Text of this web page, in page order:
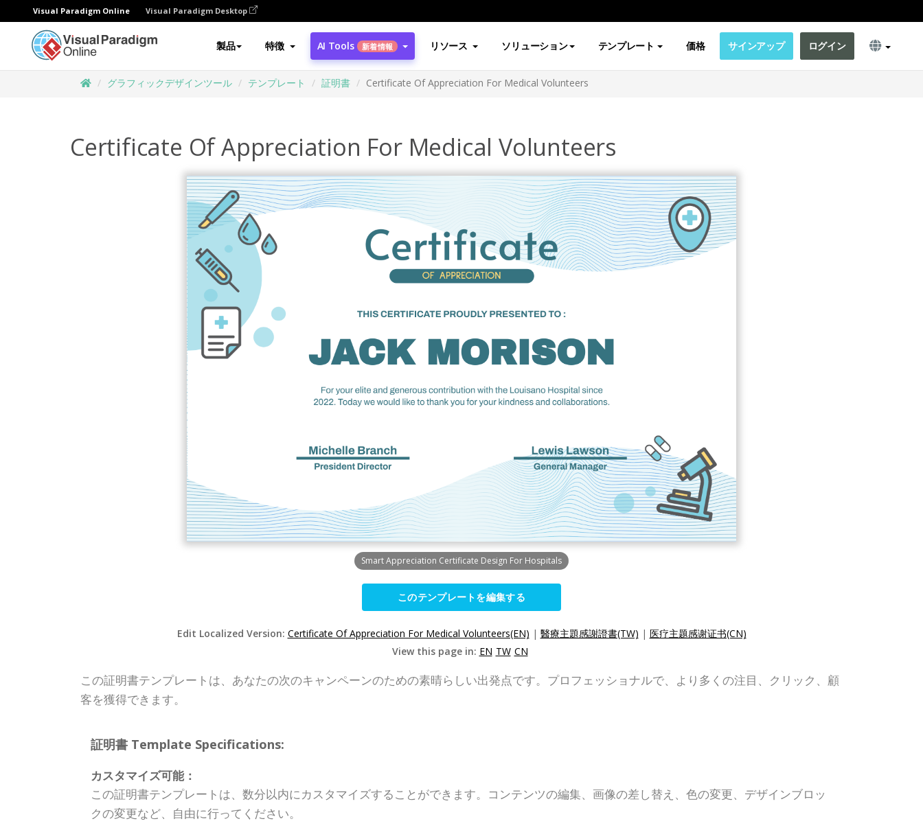
Visual Paradigm Online Visual Paradigm Desktop
製品 特徴 AI Tools 新着情報 リソース ソリューション テンプレート 価格 サインアップ ログイン
グラフィックデザインツール テンプレート 証明書 Certificate Of Appreciation For Medical Volunteers
Certificate Of Appreciation For Medical Volunteers
Smart Appreciation Certificate Design For Hospitals
このテンプレートを編集する
Edit Localized Version: Certificate Of Appreciation For Medical Volunteers(EN) | 醫療主題感謝證書(TW) | 医疗主题感谢证书(CN)
View this page in: EN TW CN
この証明書テンプレートは、あなたの次のキャンペーンのための素晴らしい出発点です。プロフェッショナルで、より多くの注目、クリック、顧
客を獲得できます。
証明書 Template Specifications:
カスタマイズ可能：
この証明書テンプレートは、数分以内にカスタマイズすることができます。コンテンツの編集、画像の差し替え、色の変更、デザインブロッ
クの変更など、自由に行ってください。